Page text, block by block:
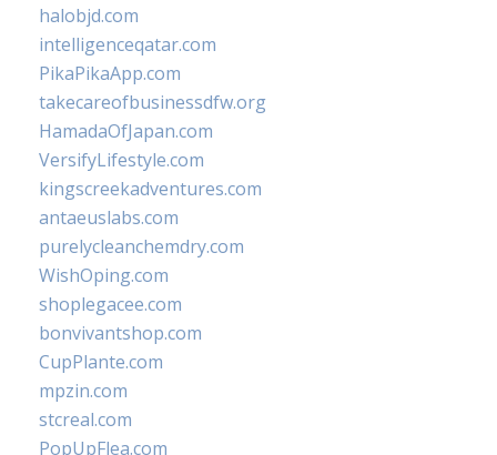
halobjd.com
intelligenceqatar.com
PikaPikaApp.com
takecareofbusinessdfw.org
HamadaOfJapan.com
VersifyLifestyle.com
kingscreekadventures.com
antaeuslabs.com
purelycleanchemdry.com
WishOping.com
shoplegacee.com
bonvivantshop.com
CupPlante.com
mpzin.com
stcreal.com
PopUpFlea.com